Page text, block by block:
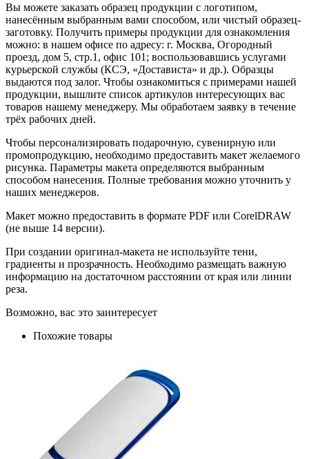
Вы можете заказать образец продукции с логотипом,
нанесённым выбранным вами способом, или чистый образец-
заготовку. Получить примеры продукции для ознакомления
можно: в нашем офисе по адресу: г. Москва, Огородный
проезд, дом 5, стр.1, офис 101; воспользовавшись услугами
курьерской службы (КСЭ, «Достависта» и др.). Образцы
выдаются под залог. Чтобы ознакомиться с примерами нашей
продукции, вышлите список артикулов интересующих вас
товаров нашему менеджеру. Мы обработаем заявку в течение
трёх рабочих дней.
Чтобы персонализировать подарочную, сувенирную или
промопродукцию, необходимо предоставить макет желаемого
рисунка. Параметры макета определяются выбранным
способом нанесения. Полные требования можно уточнить у
наших менеджеров.
Макет можно предоставить в формате PDF или CorelDRAW
(не выше 14 версии).
При создании оригинал-макета не используйте тени,
градиенты и прозрачность. Необходимо размещать важную
информацию на достаточном расстоянии от края или линии
реза.
Возможно, вас это заинтересует
Похожие товары